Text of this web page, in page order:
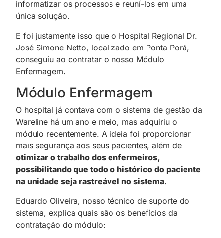
informatizar os processos e reuní-los em uma
única solução.
E foi justamente isso que o Hospital Regional Dr.
José Simone Netto, localizado em Ponta Porã,
conseguiu ao contratar o nosso Módulo
Enfermagem.
Módulo Enfermagem
O hospital já contava com o sistema de gestão da
Wareline há um ano e meio, mas adquiriu o
módulo recentemente. A ideia foi proporcionar
mais segurança aos seus pacientes, além de
otimizar o trabalho dos enfermeiros,
possibilitando que todo o histórico do paciente
na unidade seja rastreável no sistema.
Eduardo Oliveira, nosso técnico de suporte do
sistema, explica quais são os benefícios da
contratação do módulo: